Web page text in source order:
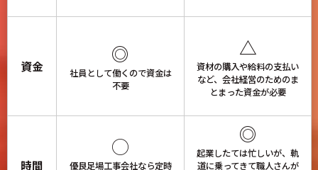
資金 ◎
社員として働くので資金は
不要
△
資材の購入や給料の支払い
など、会社経営のためのま
とまった資金が必要
時間
◯
優良足場工事会社なら定時
◎
起業したては忙しいが、軌
道に乗ってきて職人さんが